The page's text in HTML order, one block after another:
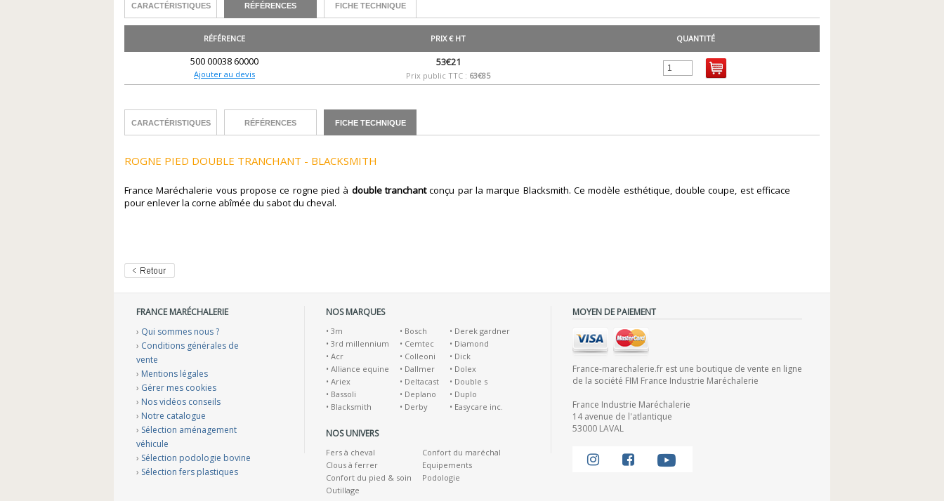
CARACTÉRISTIQUES RÉFÉRENCES FICHE TECHNIQUE
RÉFÉRENCE PRIX € HT QUANTITÉ
500 00038 60000
Ajouter au devis
53€21
Prix public TTC : 63€85
CARACTÉRISTIQUES RÉFÉRENCES FICHE TECHNIQUE
ROGNE PIED DOUBLE TRANCHANT - BLACKSMITH
France Maréchalerie vous propose ce rogne pied à double tranchantconçu par la marque Blacksmith. Ce modèle esthétique, double coupe, est efficace
pour enlever la corne abîmée du sabot du cheval.
FRANCE MARÉCHALERIE
› Qui sommes nous ?
› Conditions générales de
vente
› Mentions légales
› Gérer mes cookies
› Nos vidéos conseils
› Notre catalogue
› Sélection aménagement
véhicule
› Sélection podologie bovine
› Sélection fers plastiques
NOS MARQUES
• 3m
• 3rd millennium
• Acr
• Alliance equine
• Ariex
• Bassoli
• Blacksmith
• Bosch
• Cemtec
• Colleoni
• Dallmer
• Deltacast
• Deplano
• Derby
• Derek gardner
• Diamond
• Dick
• Dolex
• Double s
• Duplo
• Easycare inc.
NOS UNIVERS
Fers à cheval
Clous à ferrer
Confort du pied & soin
Outillage
Confort du maréchal
Equipements
Podologie
MOYEN DE PAIEMENT
France-marechalerie.fr est une boutique de vente en ligne
de la société FIM France Industrie Maréchalerie
France Industrie Maréchalerie
14 avenue de l'atlantique
53000 LAVAL